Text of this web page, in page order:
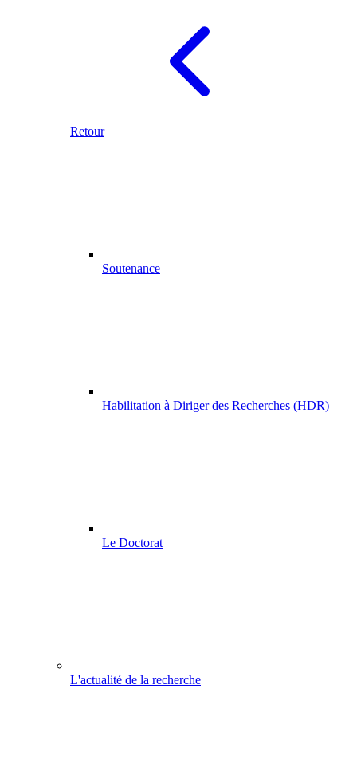
Retour
Soutenance
Habilitation à Diriger des Recherches (HDR)
Le Doctorat
L'actualité de la recherche